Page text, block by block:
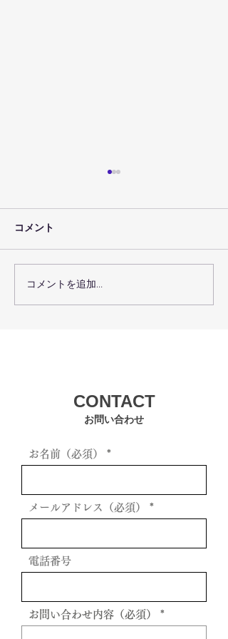
７月３０日（金）のレッ
スン予定
コメント
コメントを追加…
お問い合わせ
CONTACT
お名前（必須）
メールアドレス（必須）
電話番号
お問い合わせ内容（必須）